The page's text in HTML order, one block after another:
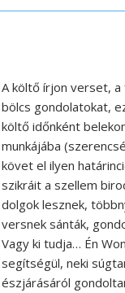
A költő írjon verset, a
bölcs gondolatokat,
költő időnként
munkájába
követ el ilyen
szikráit a szellem
dolgok lesznek,
versnek sánták,
Vagy ki tudja… Én
segítségül, neki
észjárásáról